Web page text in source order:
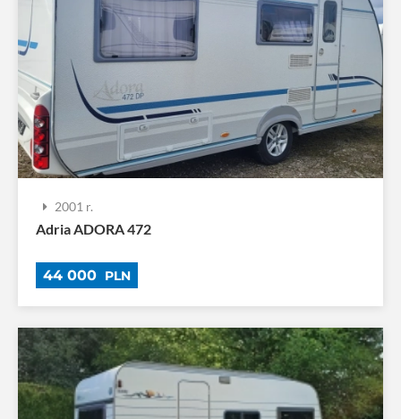
2001 r.
Adria ADORA 472
44 000 PLN